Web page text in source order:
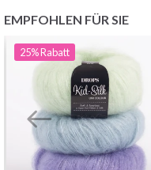
EMPFOHLEN FÜR SIE
25%Rabatt